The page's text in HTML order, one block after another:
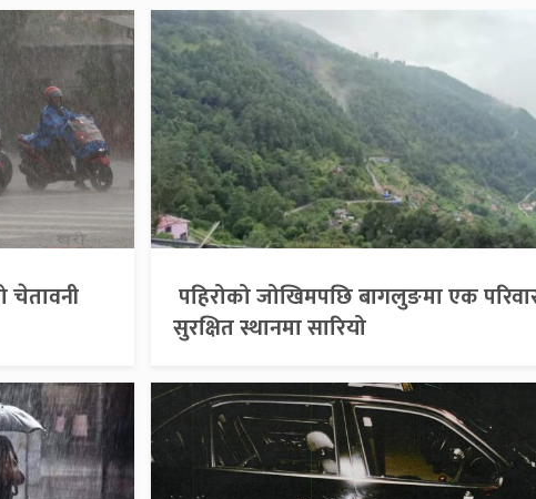
चेतावनी
पहिरोको जोखिमपछि बागलुङमा एक
सुरक्षित स्थानमा सारियो